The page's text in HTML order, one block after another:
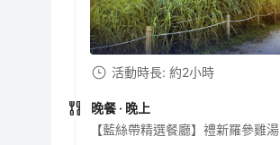
活動時長: 約2小時
晚餐 · 晚上
【藍絲帶精選餐廳】禮新羅參雞湯